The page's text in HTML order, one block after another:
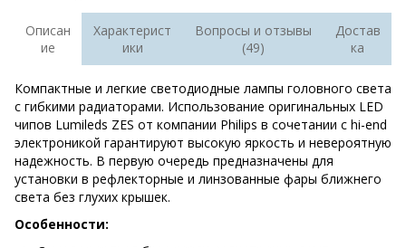
Описан
ие
Характерист
ики
Вопросы и отзывы
(49)
Достав
ка
Компактные и легкие светодиодные лампы головного света
с гибкими радиаторами. Использование оригинальных LED
чипов Lumileds ZES от компании Philips в сочетании с hi-end
электроникой гарантируют высокую яркость и невероятную
надежность. В первую очередь предназначены для
установки в рефлекторные и линзованные фары ближнего
света без глухих крышек.
Особенности: